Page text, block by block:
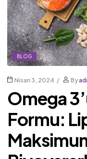
BLOG
Nisan 3, 2024 By
Omega
Formu: